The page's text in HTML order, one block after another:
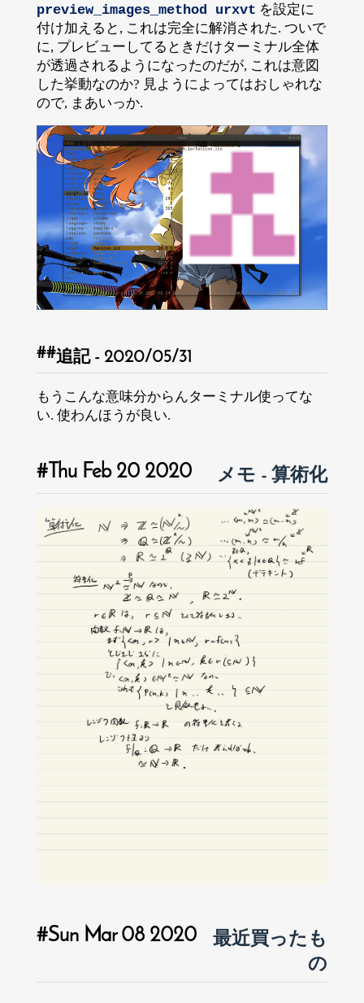
preview_images_method urxvt を設定に
付け加えると, これは完全に解消された. ついで
に, プレビューしてるときだけターミナル全体
が透過されるようになったのだが, これは意図
した挙動なのか? 見ようによってはおしゃれな
ので, まあいっか.
追記 - 2020/05/31
もうこんな意味分からんターミナル使ってな
い. 使わんほうが良い.
Thu Feb 20 2020 メモ - 算術化
Sun Mar 08 2020
最近買ったも
の